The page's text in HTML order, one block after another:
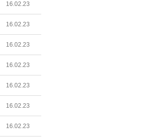
16.02.23
16.02.23
16.02.23
16.02.23
16.02.23
16.02.23
16.02.23